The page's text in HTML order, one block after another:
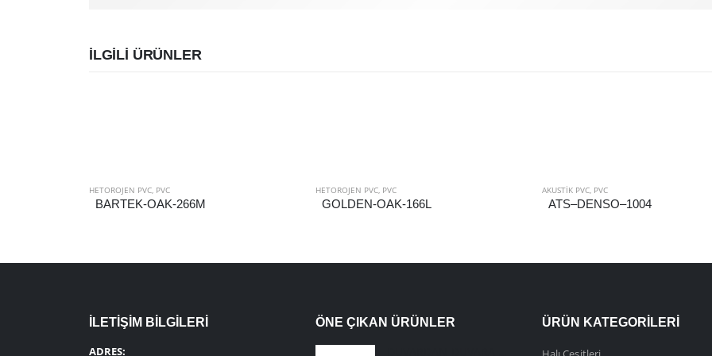
İLGILI ÜRÜNLER
HETOROJEN PVC, PVC
BARTEK-OAK-266M
HETOROJEN PVC, PVC
GOLDEN-OAK-166L
AKUSTIK PVC, PVC
ATS–DENSO–1004
İLETİŞİM BİLGİLERİ
ADRES:
ÖNE ÇIKAN ÜRÜNLER ÜRÜN KATEGORILERI